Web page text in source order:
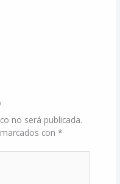
no será publicada.
con*